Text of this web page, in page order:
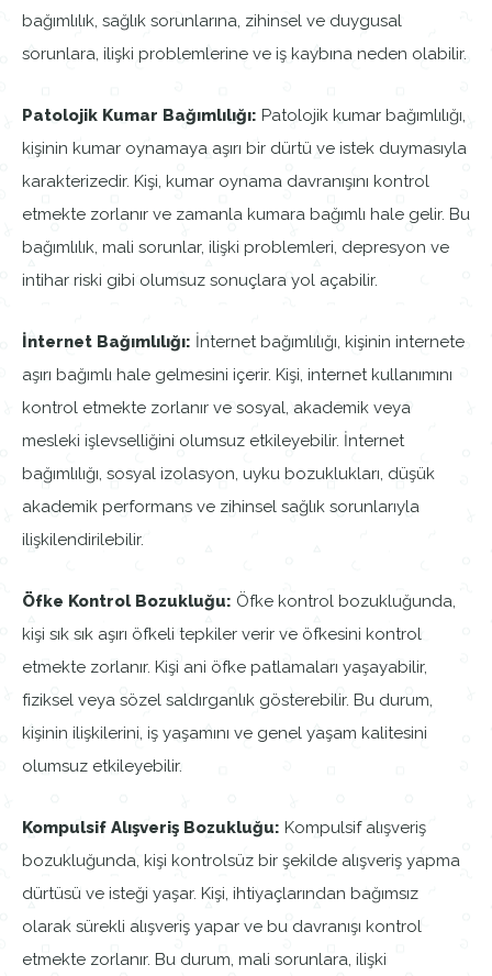
bağımlılık, sağlık sorunlarına, zihinsel ve duygusal
sorunlara, ilişki problemlerine ve iş kaybına neden olabilir.
Patolojik Kumar Bağımlılığı: Patolojik kumar bağımlılığı,
kişinin kumar oynamaya aşırı bir dürtü ve istek duymasıyla
karakterizedir. Kişi, kumar oynama davranışını kontrol
etmekte zorlanır ve zamanla kumara bağımlı hale gelir. Bu
bağımlılık, mali sorunlar, ilişki problemleri, depresyon ve
intihar riski gibi olumsuz sonuçlara yol açabilir.
İnternet Bağımlılığı: İnternet bağımlılığı, kişinin internete
aşırı bağımlı hale gelmesini içerir. Kişi, internet kullanımını
kontrol etmekte zorlanır ve sosyal, akademik veya
mesleki işlevselliğini olumsuz etkileyebilir. İnternet
bağımlılığı, sosyal izolasyon, uyku bozuklukları, düşük
akademik performans ve zihinsel sağlık sorunlarıyla
ilişkilendirilebilir.
Öfke Kontrol Bozukluğu: Öfke kontrol bozukluğunda,
kişi sık sık aşırı öfkeli tepkiler verir ve öfkesini kontrol
etmekte zorlanır. Kişi ani öfke patlamaları yaşayabilir,
fiziksel veya sözel saldırganlık gösterebilir. Bu durum,
kişinin ilişkilerini, iş yaşamını ve genel yaşam kalitesini
olumsuz etkileyebilir.
Kompulsif Alışveriş Bozukluğu: Kompulsif alışveriş
bozukluğunda, kişi kontrolsüz bir şekilde alışveriş yapma
dürtüsü ve isteği yaşar. Kişi, ihtiyaçlarından bağımsız
olarak sürekli alışveriş yapar ve bu davranışı kontrol
etmekte zorlanır. Bu durum, mali sorunlara, ilişki